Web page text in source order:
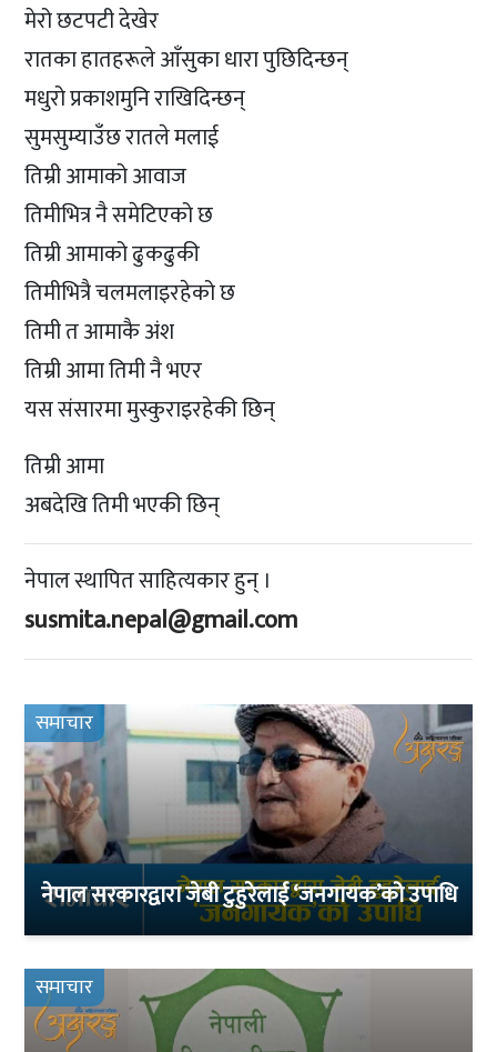
मेरो छटपटी देखेर
रातका हातहरूले आँसुका धारा पुछिदिन्छन्
मधुरो प्रकाशमुनि राखिदिन्छन्
सुमसुम्याउँछ रातले मलाई
तिम्री आमाको आवाज
तिमीभित्र नै समेटिएको छ
तिम्री आमाको ढुकढुकी
तिमीभित्रै चलमलाइरहेको छ
तिमी त आमाकै अंश
तिम्री आमा तिमी नै भएर
यस संसारमा मुस्कुराइरहेकी छिन्
तिम्री आमा
अबदेखि तिमी भएकी छिन्
नेपाल स्थापित साहित्यकार हुन् ।
susmita.nepal@gmail.com
समाचार
नेपाल सरकारद्वारा जेबी टुहुरेलाई ‘जनगायक’को उपाधि
समाचार